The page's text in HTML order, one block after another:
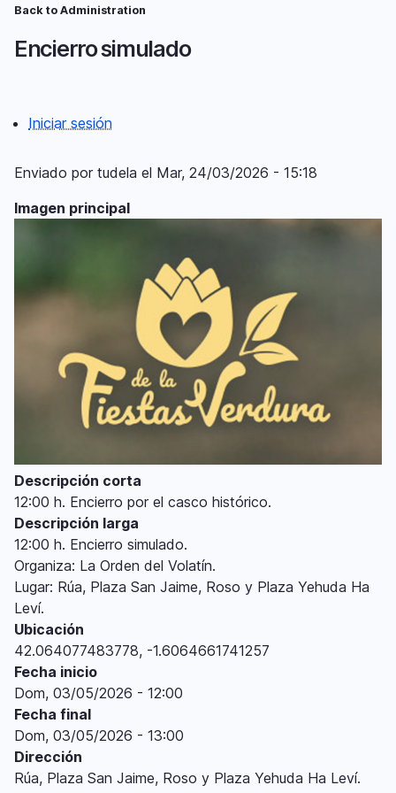
Pasar
contenido
de
Back to Administration
Encierro simulado
Menú
del
compte
d'usuari
Iniciar sesión
Enviado por tudela el Mar, 24/03/2026 - 15:18
Imagen principal
Descripción corta
12:00 h. Encierro por el casco histórico.
Descripción larga
12:00 h. Encierro simulado.
Organiza: La Orden del Volatín.
Lugar: Rúa, Plaza San Jaime, Roso y Plaza Yehuda Ha
Leví.
Ubicación
42.064077483778, -1.6064661741257
Fecha inicio
Dom, 03/05/2026 - 12:00
Fecha final
Dom, 03/05/2026 - 13:00
Dirección
Rúa, Plaza San Jaime, Roso y Plaza Yehuda Ha Leví.